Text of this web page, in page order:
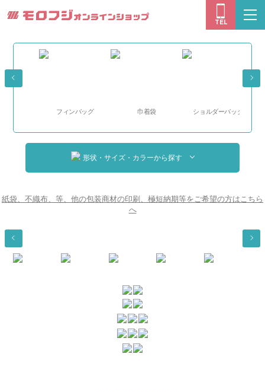
モロフジオン
TEL
フィンバッグ 巾着袋 ショルダーバッグ
形状・サイズ・カラーから探す
紙袋、不織布、等、他の包装商材の印刷、極短納期等をご希望の方はこちら
へ